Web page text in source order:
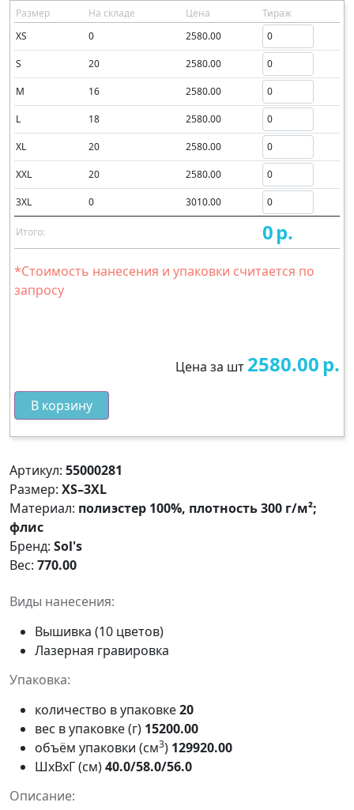
Размер На складе Цена
Тираж
XS
0 2580.00
S 20 2580.00
M 16 2580.00
L 18 2580.00
XL 20 2580.00
XXL 20 2580.00
3XL 0 3010.00
Итого: 0р.
*Стоимость нанесения и упаковки считается по
запросу
Цена за шт 2580.00р.
В корзину
Артикул: 55000281
Размер: XS–3XL
Материал: полиэстер 100%, плотность 300 г/м²;
флис
Бренд: Sol's
Вес: 770.00
Виды нанесения:
Вышивка (10 цветов)
Лазерная гравировка
Упаковка:
количество в упаковке20
вес в упаковке (г) 15200.00
объём упаковки (см3) 129920.00
ШxВxГ (см)40.0/58.0/56.0
Описание: